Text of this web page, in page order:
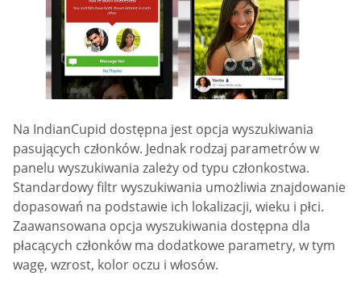
Na IndianCupid dostępna jest opcja wyszukiwania
pasujących członków. Jednak rodzaj parametrów w
panelu wyszukiwania zależy od typu członkostwa.
Standardowy filtr wyszukiwania umożliwia znajdowanie
dopasowań na podstawie ich lokalizacji, wieku i płci.
Zaawansowana opcja wyszukiwania dostępna dla
płacących członków ma dodatkowe parametry, w tym
wagę, wzrost, kolor oczu i włosów.